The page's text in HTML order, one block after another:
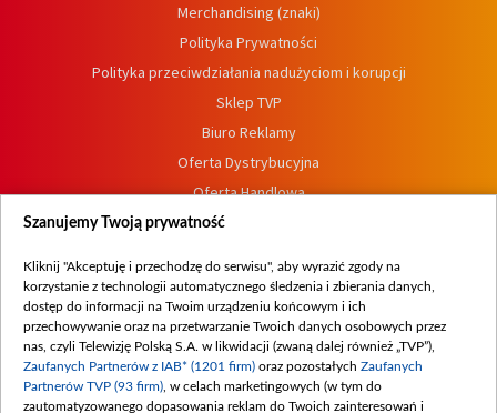
Merchandising (znaki)
Polityka Prywatności
Polityka przeciwdziałania nadużyciom i korupcji
Sklep TVP
Biuro Reklamy
Oferta Dystrybucyjna
Oferta Handlowa
Dostępność
Procedura zgłoszeń wewnętrznych
Szanujemy Twoją prywatność
Kliknij "Akceptuję i przechodzę do serwisu", aby wyrazić zgody na
korzystanie z technologii automatycznego śledzenia i zbierania danych,
dostęp do informacji na Twoim urządzeniu końcowym i ich
przechowywanie oraz na przetwarzanie Twoich danych osobowych przez
nas, czyli Telewizję Polską S.A. w likwidacji (zwaną dalej również „TVP”),
Zaufanych Partnerów z IAB* (1201 firm) oraz pozostałych Zaufanych
Partnerów TVP (93 firm) , w celach marketingowych (w tym do
zautomatyzowanego dopasowania reklam do Twoich zainteresowań i